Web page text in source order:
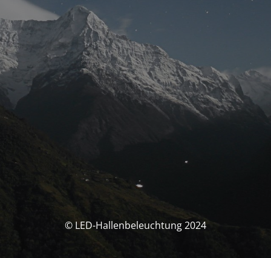
© LED-Hallenbeleuchtung 2024